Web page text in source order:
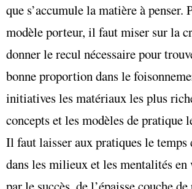
que s’accumule la matière à penser.
modèle porteur, il faut miser sur la
donner le recul nécessaire pour
bonne proportion dans le
initiatives les matériaux les plus
concepts et les modèles de pratique
Il faut laisser aux pratiques le temps
dans les milieux et les mentalités en